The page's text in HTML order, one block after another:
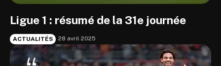
Ligue 1 : résumé de la 31e journée
ACTUALITÉS 28 avril 2025